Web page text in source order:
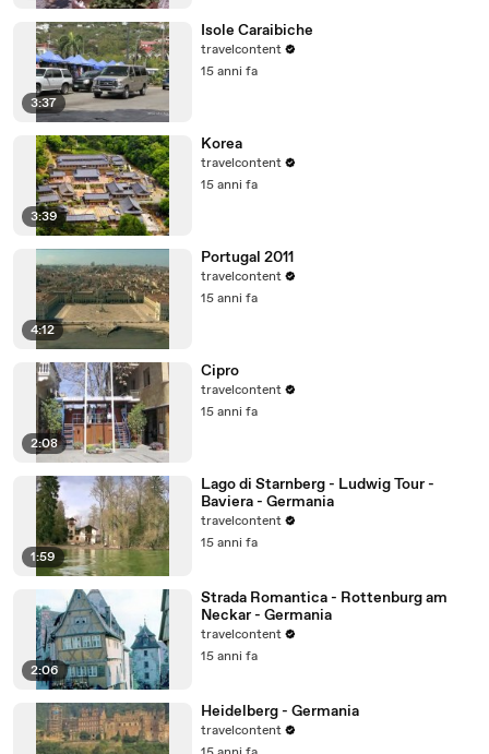
3:37
Isole Caraibiche
travelcontent
15 anni fa
3:39
Korea
travelcontent
15 anni fa
4:12
Portugal 2011
travelcontent
15 anni fa
2:08
Cipro
travelcontent
15 anni fa
1:59
Lago di Starnberg - Ludwig Tour -
Baviera - Germania
travelcontent
15 anni fa
2:06
Strada Romantica - Rottenburg am
Neckar - Germania
travelcontent
15 anni fa
Heidelberg - Germania
travelcontent